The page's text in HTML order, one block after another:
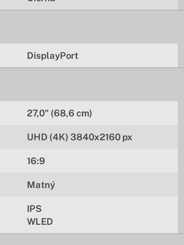
DisplayPort
27,0" (68,6 cm)
UHD (4K) 3840x2160 px
16:9
Matný
IPS
WLED